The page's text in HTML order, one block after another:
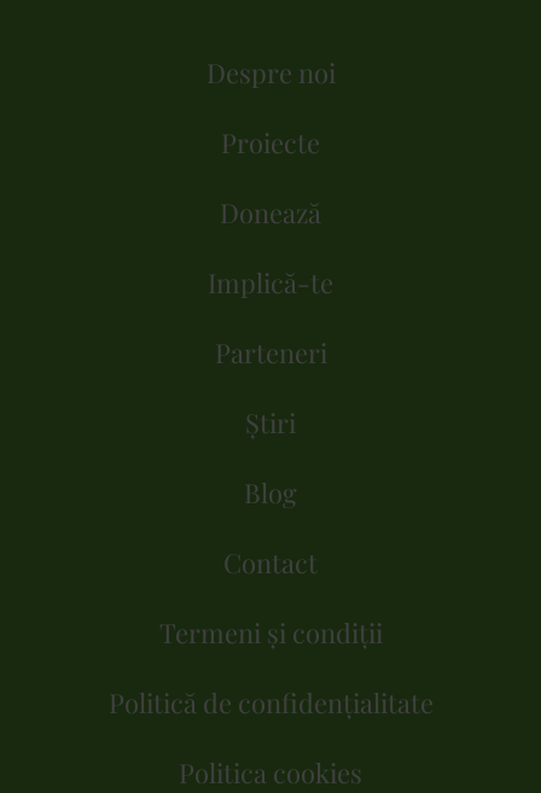
Despre noi
Proiecte
Donează
Implică-te
Parteneri
Știri
Blog
Contact
Termeni și condiții
Politică de confidențialitate
Politica cookies